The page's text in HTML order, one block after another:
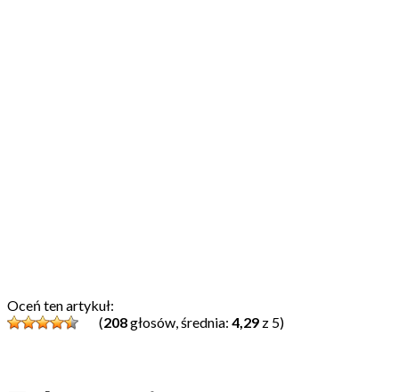
Oceń ten artykuł:
(208głosów, średnia: 4,29 z 5)